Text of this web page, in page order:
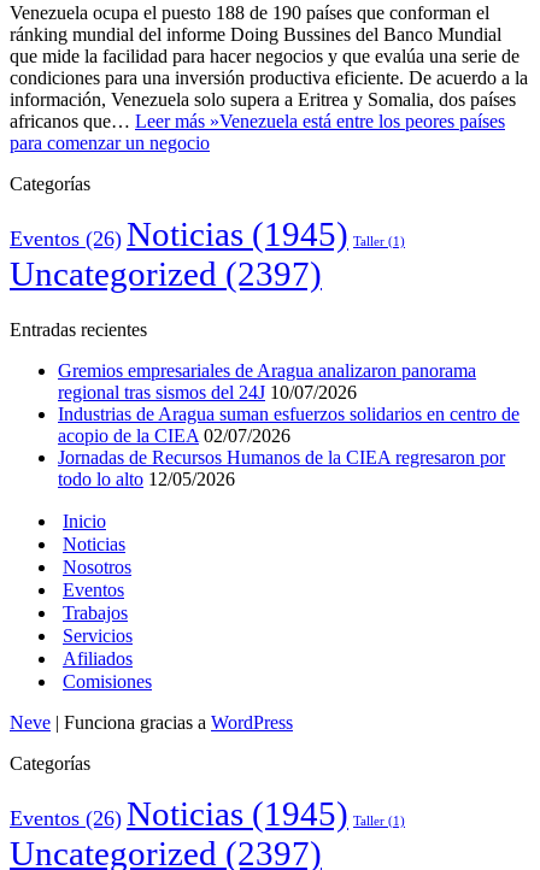
Venezuela ocupa el puesto 188 de 190 países que conforman el
ránking mundial del informe Doing Bussines del Banco Mundial
que mide la facilidad para hacer negocios y que evalúa una serie de
condiciones para una inversión productiva eficiente. De acuerdo a la
información, Venezuela solo supera a Eritrea y Somalia, dos países
africanos que… Leer más »Venezuela está entre los peores países
para comenzar un negocio
Categorías
Eventos (26) Noticias (1945) Taller (1)
Uncategorized (2397)
Entradas recientes
Gremios empresariales de Aragua analizaron panorama
regional tras sismos del 24J 10/07/2026
Industrias de Aragua suman esfuerzos solidarios en centro de
acopio de la CIEA 02/07/2026
Jornadas de Recursos Humanos de la CIEA regresaron por
todo lo alto 12/05/2026
Inicio
Noticias
Nosotros
Eventos
Trabajos
Servicios
Afiliados
Comisiones
Neve | Funciona gracias a WordPress
Categorías
Eventos (26) Noticias (1945) Taller (1)
Uncategorized (2397)